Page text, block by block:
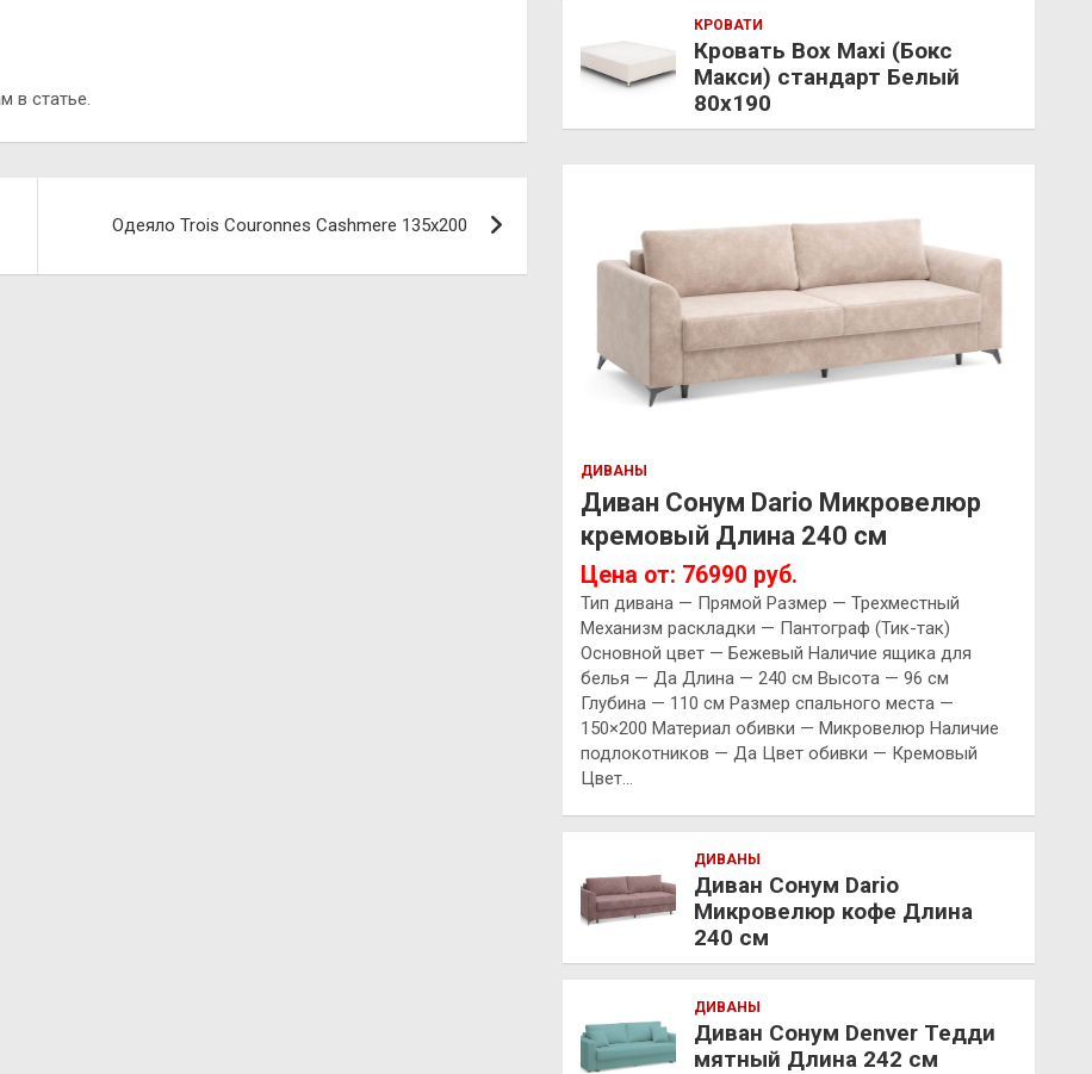
в статье.
Одеяло Trois Couronnes Cashmere 135х200
КРОВАТИ
Кровать Box Maxi (Бокс
Макси) стандарт Белый
80х190
ДИВАНЫ
Диван Сонум Dario Микровелюр
кремовый Длина 240 см
Цена от: 76990 руб.
Тип дивана — Прямой Размер — Трехместный
Механизм раскладки — Пантограф (Тик-так)
Основной цвет — Бежевый Наличие ящика для
белья — Да Длина — 240 см Высота — 96 см
Глубина — 110 см Размер спального места —
150×200 Материал обивки — Микровелюр Наличие
подлокотников — Да Цвет обивки — Кремовый
Цвет…
ДИВАНЫ
Диван Сонум Dario
Микровелюр кофе Длина
240 см
ДИВАНЫ
Диван Сонум Denver Тедди
мятный Длина 242 см